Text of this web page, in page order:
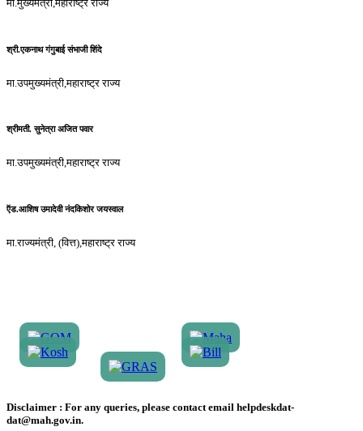
मा.मुख्यमंत्री,महाराष्ट्र राज्य
श्री.एकनाथ गंगुबाई संभाजी शिंदे
मा.उपमुख्यमंत्री,महाराष्ट्र राज्य
श्रीमती. सुनेत्रा अजित पवार
मा.उपमुख्यमंत्री,महाराष्ट्र राज्य
ऍड.आशिष उमादेवी नंदकिशोर जयस्वाल
मा.राज्यमंत्री, (वित्त),महाराष्ट्र राज्य
Disclaimer : For any queries, please contact email helpdeskdat-
dat@mah.gov.in.